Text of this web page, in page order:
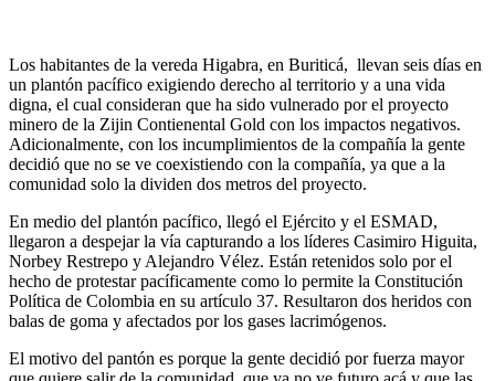
Los habitantes de la vereda Higabra, en Buriticá, llevan seis días en
un plantón pacífico exigiendo derecho al territorio y a una vida
digna, el cual consideran que ha sido vulnerado por el proyecto
minero de la Zijin Contienental Gold con los impactos negativos.
Adicionalmente, con los incumplimientos de la compañía la gente
decidió que no se ve coexistiendo con la compañía, ya que a la
comunidad solo la dividen dos metros del proyecto.
En medio del plantón pacífico, llegó el Ejército y el ESMAD,
llegaron a despejar la vía capturando a los líderes Casimiro Higuita,
Norbey Restrepo y Alejandro Vélez. Están retenidos solo por el
hecho de protestar pacíficamente como lo permite la Constitución
Política de Colombia en su artículo 37. Resultaron dos heridos con
balas de goma y afectados por los gases lacrimógenos.
El motivo del pantón es porque la gente decidió por fuerza mayor